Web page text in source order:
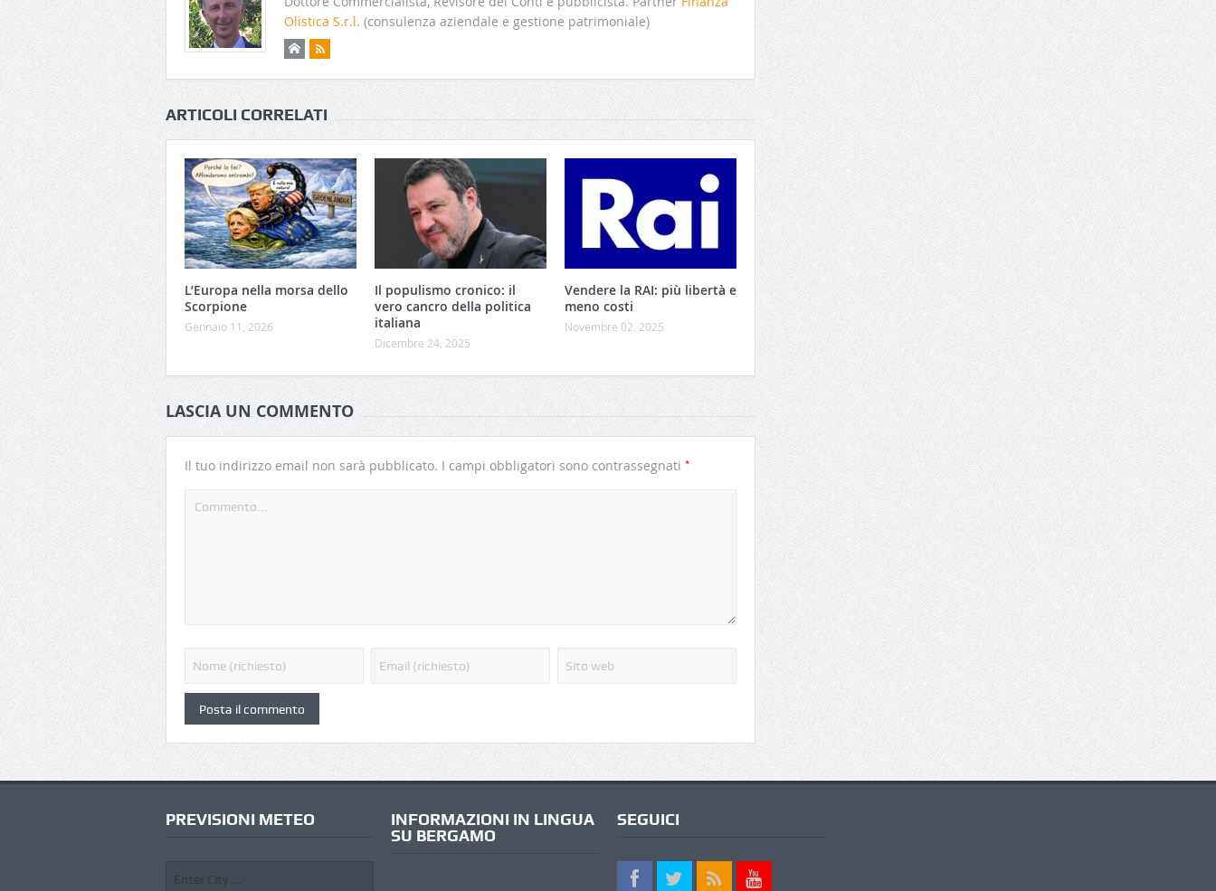
Olistica S.r.l. (consulenza aziendale e gestione patrimoniale)
ARTICOLI CORRELATI
L’Europa nella morsa dello
Scorpione
Gennaio 11, 2026
Il populismo cronico: il
vero cancro della politica
italiana
Dicembre 24, 2025
Vendere la RAI: più libertà e
meno costi
Novembre 02, 2025
LASCIA UN COMMENTO
Il tuo indirizzo email non sarà pubblicato. I campi obbligatori sono contrassegnati *
PREVISIONI METEO
INFORMAZIONI IN LINGUA
SU BERGAMO
SEGUICI